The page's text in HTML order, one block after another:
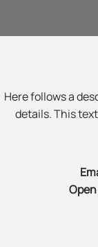
Here follows a
details. This